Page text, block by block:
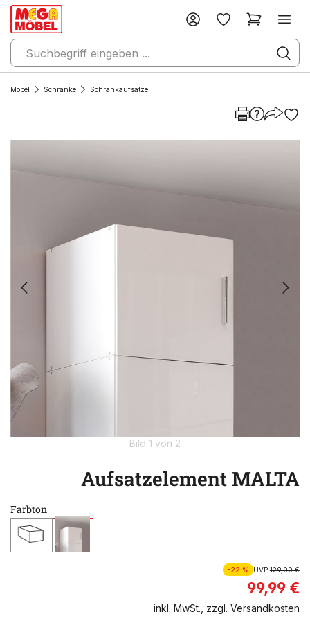
Möbel Schränke Schrankaufsätze
Bild 1 von 2
Aufsatzelement MALTA
Farbton
-22 % UVP129,00 €
99,99 €
inkl. MwSt., zzgl. Versandkosten